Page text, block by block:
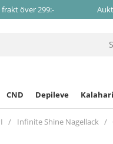
över 299:-
CND Depileve Kalahari
Infinite Shine Nagellack